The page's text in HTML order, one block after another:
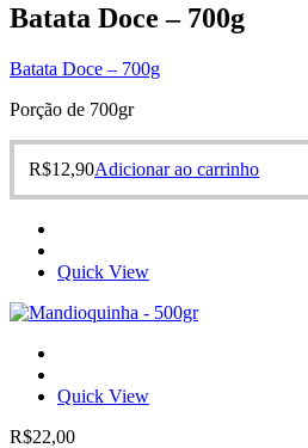
Batata Doce – 700g
Batata Doce – 700g
Porção de 700gr
R$12,90Adicionar ao carrinho
Quick View
Quick View
R$22,00